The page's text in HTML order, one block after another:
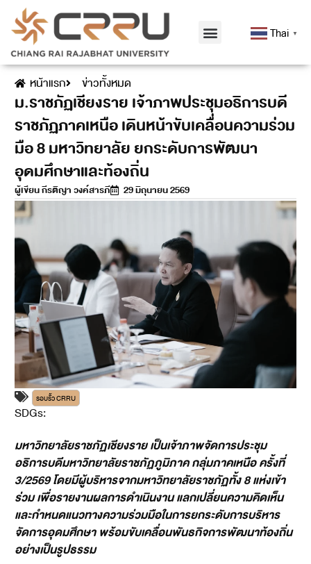
Thai ▼
หน้าแรก ข่าวทั้งหมด
ม.ราชภัฏเชียงราย เจ้าภาพประชุมอธิการบดี
ราชภัฏภาคเหนือ เดินหน้าขับเคลื่อนความร่วม
มือ 8 มหาวิทยาลัย ยกระดับการพัฒนา
อุดมศึกษาและท้องถิ่น
ผู้เขียนกีรติญา วงค์สารภี 29 มิถุนายน 2569
รอบรั้ว CRRU
SDGs:
มหาวิทยาลัยราชภัฏเชียงราย เป็นเจ้าภาพจัดการประชุม
อธิการบดีมหาวิทยาลัยราชภัฏภูมิภาค กลุ่มภาคเหนือ ครั้งที่
3/2569 โดยมีผู้บริหารจากมหาวิทยาลัยราชภัฏทั้ง 8 แห่งเข้า
ร่วม เพื่อรายงานผลการดำเนินงาน แลกเปลี่ยนความคิดเห็น
และกำหนดแนวทางความร่วมมือในการยกระดับการบริหาร
จัดการอุดมศึกษา พร้อมขับเคลื่อนพันธกิจการพัฒนาท้องถิ่น
อย่างเป็นรูปธรรม